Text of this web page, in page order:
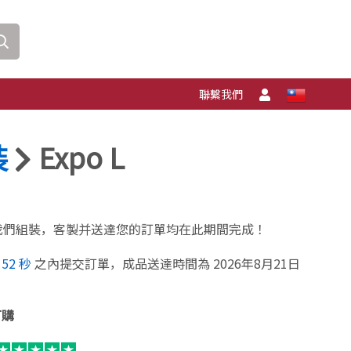
聯繫我們
Expo L
組裝，客製并送達您的訂單均在此期間完成！
51秒 之內提交訂單，成品送達時間為 2026年8月21日